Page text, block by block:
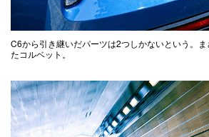
C6から引き継いだパーツは2つしかないという。
たコルベット。